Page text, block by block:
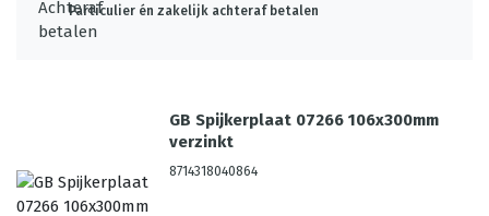
Particulier én zakelijk achteraf betalen
GB Spijkerplaat 07266 106x300mm
verzinkt
8714318040864